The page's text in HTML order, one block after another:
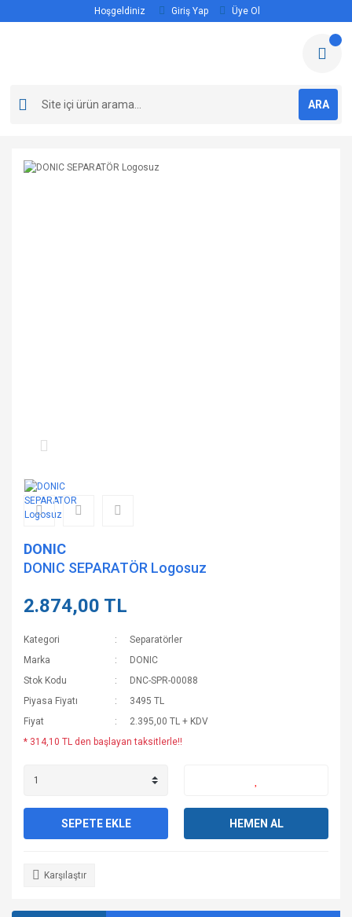
Hoşgeldiniz Giriş Yap Üye Ol
ARA
DONIC
DONIC SEPARATÖR Logosuz
2.874,00 TL
Kategori
Separatörler
Marka
DONIC
Stok Kodu
DNC-SPR-00088
Piyasa Fiyatı
3495 TL
Fiyat
2.395,00 TL + KDV
* 314,10 TL den başlayan taksitlerle!!
SEPETE EKLE HEMEN AL
Karşılaştır